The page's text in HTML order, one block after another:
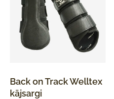
Back on Track Welltex
kājsargi